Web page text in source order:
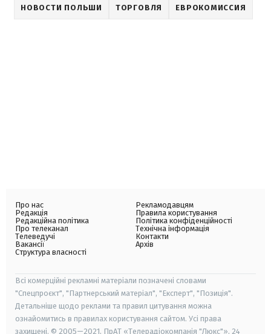
НОВОСТИ ПОЛЬШИ ТОРГОВЛЯ ЕВРОКОМИССИЯ
Про нас
Редакція
Редакційна політика
Про телеканал
Телеведучі
Вакансії
Структура власності
Рекламодавцям
Правила користування
Політика конфіденційності
Технічна інформація
Контакти
Архів
Всі комерційні рекламні матеріали позначені словами
"Спецпроєкт", "Партнерський матеріал", "Експерт", "Позиція".
Детальніше щодо реклами та правил цитування можна
ознайомитись в правилах користування сайтом. Усі права
захищені. © 2005—2021, ПрАТ «Телерадіокомпанія "Люкс"», 24